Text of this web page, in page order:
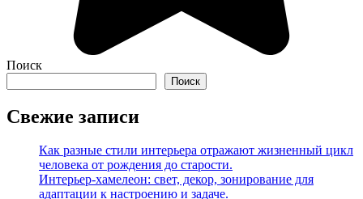
Поиск
Поиск
Свежие записи
Как разные стили интерьера отражают жизненный цикл
человека от рождения до старости.
Интерьер-хамелеон: свет, декор, зонирование для
адаптации к настроению и задаче.